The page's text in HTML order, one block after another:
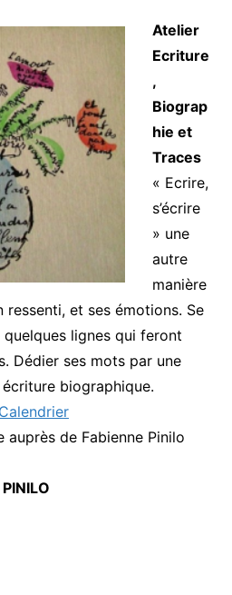
Atelier
Ecriture
,
Biograp
hie et
Traces
« Ecrire,
s’écrire
» une
autre
manière
et ses émotions. Se
lignes qui feront
Dédier ses mots par une
biographique.
auprès de Fabienne Pinilo